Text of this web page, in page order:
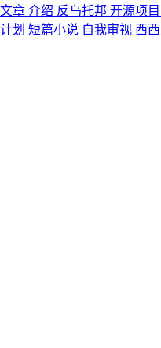
章 介绍 反乌托邦 开源项目
划 短篇小说 自我审视 西